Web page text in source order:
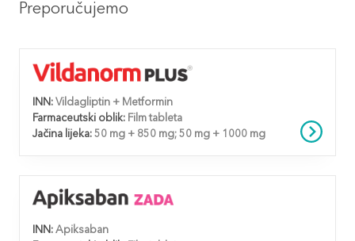
Preporučujemo
INN: Vildagliptin + Metformin
Farmaceutski oblik: Film tableta
Jačina lijeka: 50 mg + 850 mg; 50 mg + 1000 mg
INN: Apiksaban